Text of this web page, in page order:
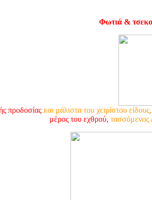
Φωτιά &
προδοσίας και μάλιστα του χειρίστου
μέρος του εχθρού, τασσόμενος